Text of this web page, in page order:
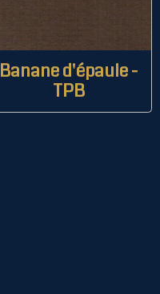
Banane d'épaule -
TPB